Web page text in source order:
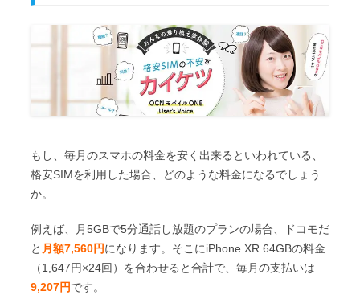
もし、毎月のスマホの料金を安く出来るといわれている、
格安SIMを利用した場合、どのような料金になるでしょう
か。
例えば、月5GBで5分通話し放題のプランの場合、ドコモだ
と 月額7,560円になります。そこにiPhone XR 64GBの料金
（1,647円×24回）を合わせると合計で、毎月の支払いは
9,207円です。